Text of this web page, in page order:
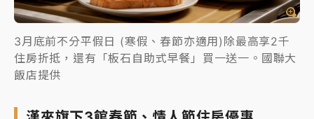
3月底前不分平假日 (寒假、春節亦適用)除最高享2千
住房折抵，還有「板石自助式早餐」買一送一。國聯大
飯店提供